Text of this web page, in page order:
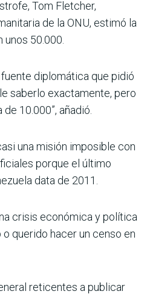
Tom Fletcher,
de la ONU, estimó la
50.000.
fuente diplomática que pidió
saberlo exactamente, pero
10.000”, añadió.
una misión imposible con
porque el último
data de 2011.
crisis económica y política
querido hacer un censo en
reticentes a publicar